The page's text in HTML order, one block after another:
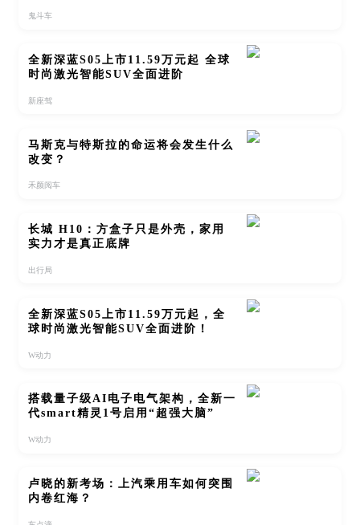
鬼斗车
全新深蓝S05上市11.59万元起 全球
时尚激光智能SUV全面进阶
新座驾
马斯克与特斯拉的命运将会发生什么
改变？
禾颜阅车
长城 H10：方盒子只是外壳，家用
实力才是真正底牌
出行局
全新深蓝S05上市11.59万元起，全
球时尚激光智能SUV全面进阶！
W动力
搭载量子级AI电子电气架构，全新一
代smart精灵1号启用“超强大脑”
W动力
卢晓的新考场：上汽乘用车如何突围
内卷红海？